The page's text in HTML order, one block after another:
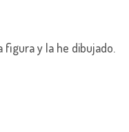
figura y la he dibujado.